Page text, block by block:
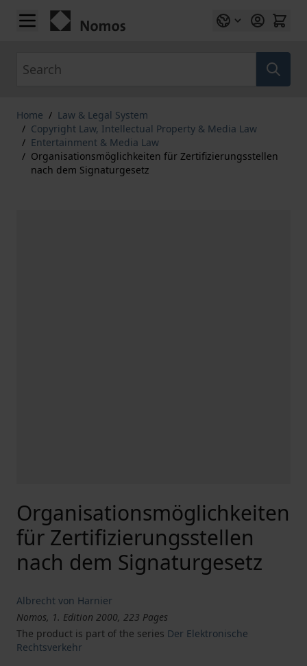
Skip to Content
Home / Law & Legal System
/ Copyright Law, Intellectual Property & Media Law
/ Entertainment & Media Law
/ Organisationsmöglichkeiten für Zertifizierungsstellen
nach dem Signaturgesetz
Organisationsmöglichkeiten
für Zertifizierungsstellen
nach dem Signaturgesetz
Albrecht von Harnier
Nomos, 1. Edition 2000, 223 Pages
The product is part of the series Der Elektronische
Rechtsverkehr